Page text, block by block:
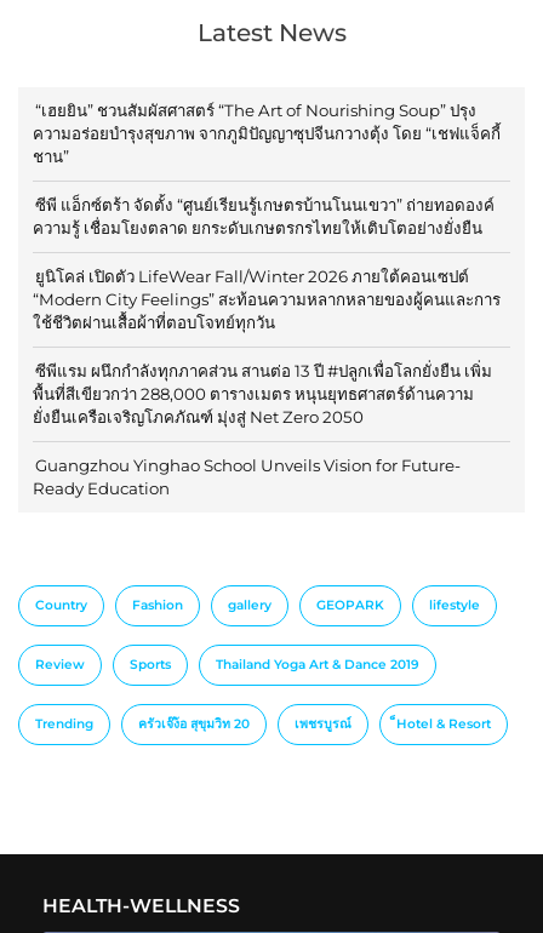
Latest News
“เฮยยิน” ชวนสัมผัสศาสตร์ “The Art of Nourishing Soup” ปรุง
ความอร่อยบำรุงสุขภาพ จากภูมิปัญญาซุปจีนกวางตุ้ง โดย “เชฟแจ็คกี้
ชาน”
ซีพี แอ็กซ์ตร้า จัดตั้ง “ศูนย์เรียนรู้เกษตรบ้านโนนเขวา” ถ่ายทอดองค์
ความรู้ เชื่อมโยงตลาด ยกระดับเกษตรกรไทยให้เติบโตอย่างยั่งยืน
ยูนิโคล่ เปิดตัว LifeWear Fall/Winter 2026 ภายใต้คอนเซปต์
“Modern City Feelings” สะท้อนความหลากหลายของผู้คนและการ
ใช้ชีวิตผ่านเสื้อผ้าที่ตอบโจทย์ทุกวัน
ซีพีแรม ผนึกกำลังทุกภาคส่วน สานต่อ 13 ปี #ปลูกเพื่อโลกยั่งยืน เพิ่ม
พื้นที่สีเขียวกว่า 288,000 ตารางเมตร หนุนยุทธศาสตร์ด้านความ
ยั่งยืนเครือเจริญโภคภัณฑ์ มุ่งสู่ Net Zero 2050
Guangzhou Yinghao School Unveils Vision for Future-
Ready Education
Country Fashion gallery GEOPARK lifestyle
Review Sports Thailand Yoga Art & Dance 2019
Trending ครัวเจ๊ง้อ สุขุมวิท 20 เพชรบูรณ์ ็Hotel & Resort
HEALTH-WELLNESS